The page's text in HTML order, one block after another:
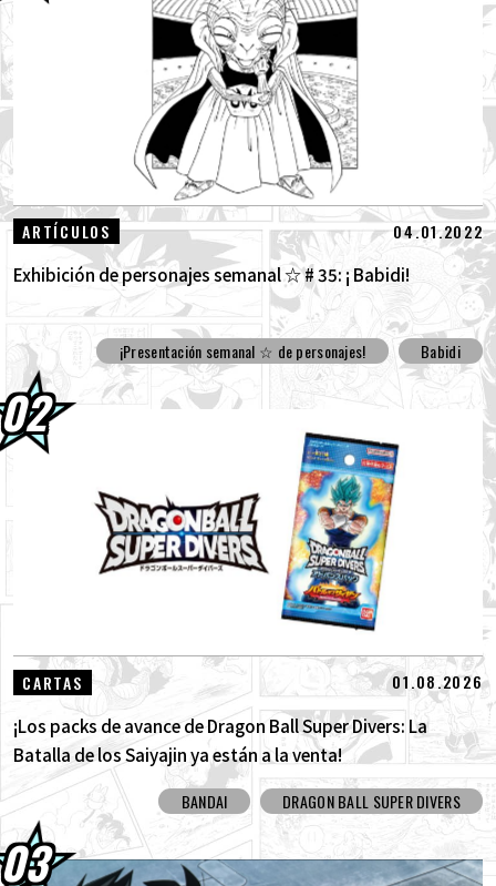
30.07.2026
[¡Entrevista con Hironobu Kageyama!] ¡Ya
está disponible el Tema musical "ZER...
29.07.2026
[#101] Toyotarou intentó dibujar: ¡Un
cierto personaje que luchó contra el G...
28.07.2026
Presentación semanal de personajes ☆
#266: ¡Monaito de Dragon Ball Super!
ARTÍCULOS 04.01.2022
Exhibición de personajes semanal ☆ # 35: ¡ Babidi!
¡Presentación semanal ☆ de personajes! Babidi
CARTAS 01.08.2026
¡Los packs de avance de Dragon Ball Super Divers: La
Batalla de los Saiyajin ya están a la venta!
BANDAI DRAGON BALL SUPER DIVERS